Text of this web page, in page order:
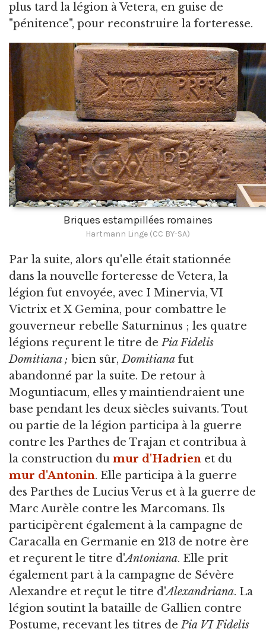
plus tard la légion à Vetera, en guise de
"pénitence", pour reconstruire la forteresse.
Briques estampillées romaines
Hartmann Linge (CC BY-SA)
Par la suite, alors qu'elle était stationnée
dans la nouvelle forteresse de Vetera, la
légion fut envoyée, avec I Minervia, VI
Victrix et X Gemina, pour combattre le
gouverneur rebelle Saturninus ; les quatre
légions reçurent le titre dePia Fidelis
Domitiana ; bien sûr,Domitiana fut
abandonné par la suite. De retour à
Moguntiacum, elles y maintiendraient une
base pendant les deux siècles suivants. Tout
ou partie de la légion participa à la guerre
contre les Parthes de Trajan et contribua à
la construction du mur d'Hadrien et du
mur d'Antonin. Elle participa à la guerre
des Parthes de Lucius Verus et à la guerre de
Marc Aurèle contre les Marcomans. Ils
participèrent également à la campagne de
Caracalla en Germanie en 213 de notre ère
et reçurent le titre d'Antoniana. Elle prit
également part à la campagne de Sévère
Alexandre et reçut le titre d'Alexandriana. La
légion soutint la bataille de Gallien contre
Postume, recevant les titres dePia VI Fidelis